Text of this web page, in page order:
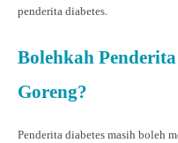
penderita diabetes.
Bolehkah
Goreng?
Penderita diabetes masih boleh